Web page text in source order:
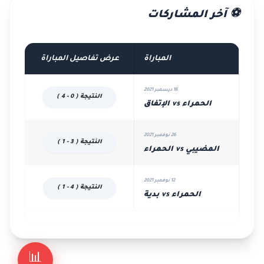
📊
⚽ آخر المشاركات
المباراة عرض تفاصيل المباراة
16 ديسمبر 2021
الحمراء vs الإتفاق
النتيجة ( 0 - 4 )
26 نوفمبر 2021
المضيبي vs الحمراء
النتيجة ( 3 - 1 )
12 نوفمبر 2021
الحمراء vs بدية
النتيجة ( 4 - 1 )